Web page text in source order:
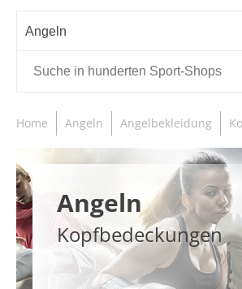
Angeln
Home Angeln Angelbekleidung
Angeln
Kopfbedeckungen